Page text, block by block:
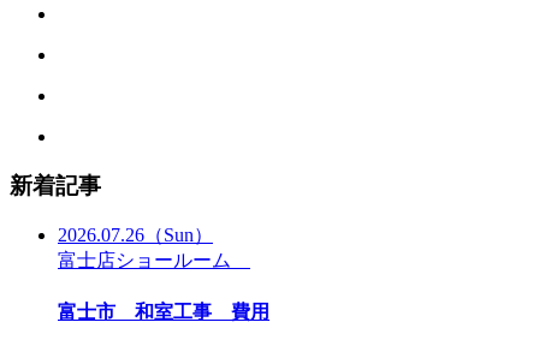
新着記事
2026.07.26 （Sun）
富士店ショールーム
富士市 和室工事 費用